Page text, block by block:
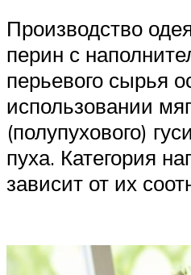
Производство
перин с
перьевого сырья
использовании
(полупухового)
пуха. Категория
зависит от их